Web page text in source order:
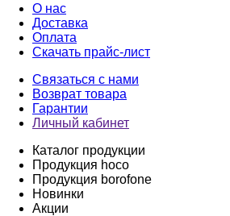
О нас
Доставка
Оплата
Скачать прайс-лист
Связаться с нами
Возврат товара
Гарантии
Личный кабинет
Каталог продукции
Продукция hoco
Продукция borofone
Новинки
Акции